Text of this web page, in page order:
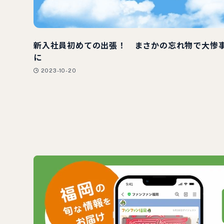
新入社員初めての出張！ まさかの忘れ物で大惨
に
2023-10-20